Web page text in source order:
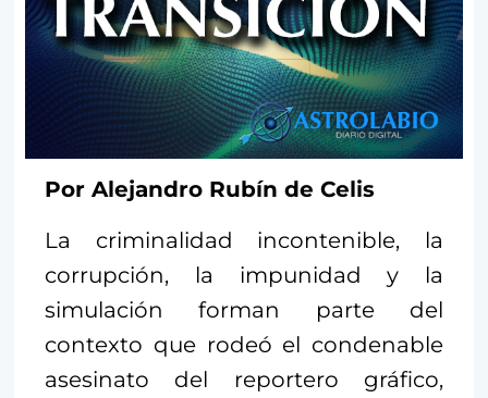
Por Alejandro Rubín de Celis
La criminalidad incontenible, la
corrupción, la impunidad y la
simulación forman parte del
contexto que rodeó el condenable
asesinato del reportero gráfico,